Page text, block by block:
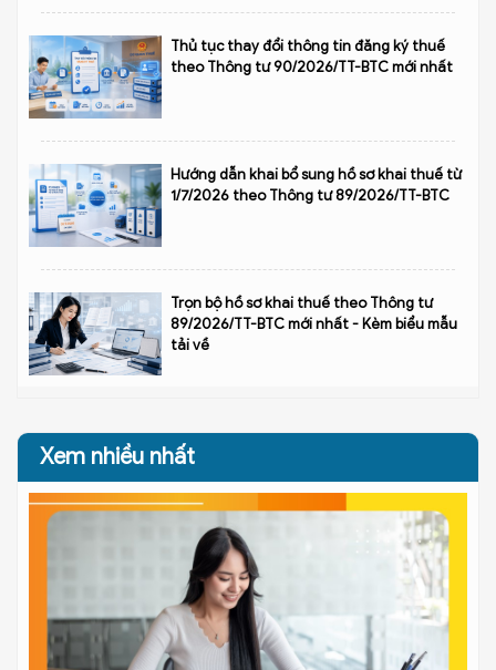
Thủ tục thay đổi thông tin đăng ký thuế
theo Thông tư 90/2026/TT-BTC mới nhất
Hướng dẫn khai bổ sung hồ sơ khai thuế từ
1/7/2026 theo Thông tư 89/2026/TT-BTC
Trọn bộ hồ sơ khai thuế theo Thông tư
89/2026/TT-BTC mới nhất - Kèm biểu mẫu
tải về
Xem nhiều nhất